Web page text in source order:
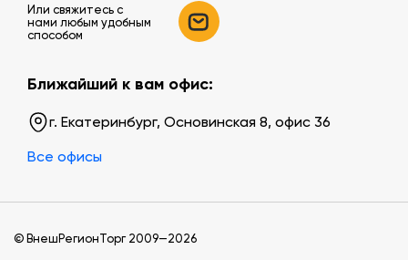
Или свяжитесь c
нами любым удобным
способом
Ближайший к вам офис:
г. Екатеринбург, Основинская 8, офис 36
Все офисы
© ВнешРегионТорг 2009—2026